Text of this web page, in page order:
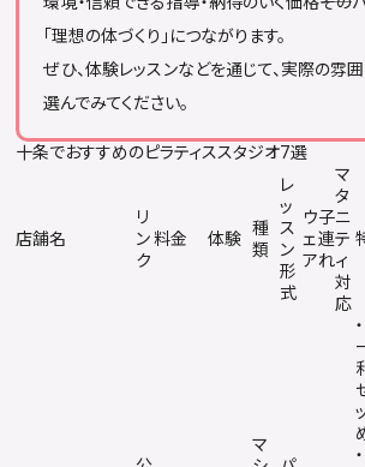
「理想の体づくり」につながります。
ぜひ、体験レッスンなどを通じて、実際の雰
選んでみてください。
十条でおすすめのピラティススタジオ7選
店舗名
リ
ン
ク
料金 体験 種
類
レ
ッ
ス
ン
形
式
ウ
ェ
ア
子
連
れ
マ
タ
ニ
テ
ィ
対
応
マ